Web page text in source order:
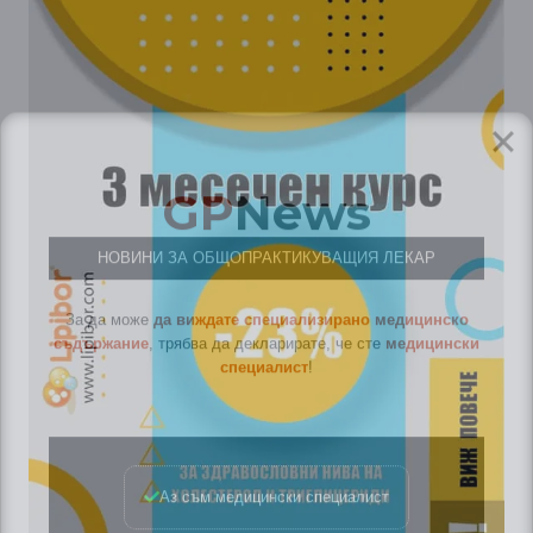
GPNews
НОВИНИ ЗА ОБЩОПРАКТИКУВАЩИЯ ЛЕКАР
За да можеда виждате специализирано медицинско
съдържание
, трябва да декларирате, че сте
медицински
специалист!
Аз съм медицински специалист